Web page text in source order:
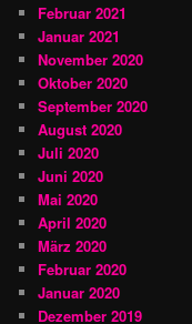
Februar 2021
Januar 2021
November 2020
Oktober 2020
September 2020
August 2020
Juli 2020
Juni 2020
Mai 2020
April 2020
März 2020
Februar 2020
Januar 2020
Dezember 2019